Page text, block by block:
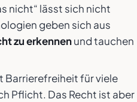
nicht“ lässt sich nicht
geben sich aus
zu erkennenund tauchen
Barrierefreiheit für viele
Pflicht. Das Recht ist aber